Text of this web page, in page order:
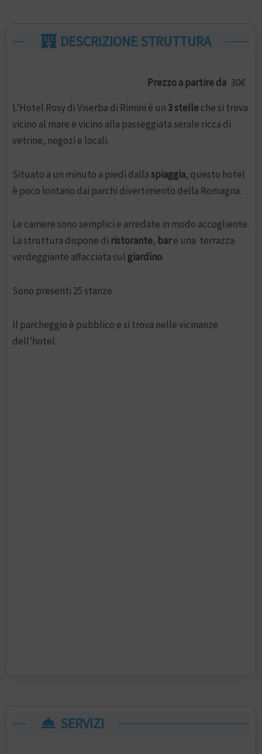
DESCRIZIONE STRUTTURA
Prezzo a partire da 30€
L’Hotel Rosy di Viserba di Rimini è un 3 stelleche si trova
vicino al mare e vicino alla passeggiata serale ricca di
vetrine, negozi e locali.
Situato a un minuto a piedi dallaspiaggia, questo hotel
è poco lontano dai parchi divertimento della Romagna.
Le camere sono semplici e arredate in modo accogliente.
La struttura dispone di ristorante, bare una terrazza
verdeggiante affacciata sul giardino.
Sono presenti 25 stanze.
Il parcheggio è pubblico e si trova nelle vicinanze
dell’hotel.
SERVIZI